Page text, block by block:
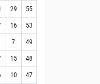
29 55
16 53
7 49
15 48
10 47